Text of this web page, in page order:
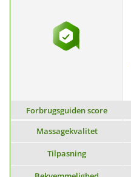
Forbrugsguiden score
Massagekvalitet
Tilpasning